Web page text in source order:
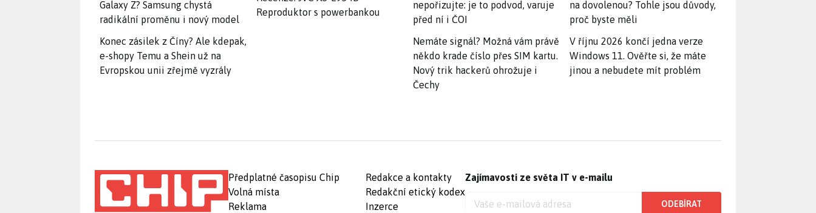
Galaxy Z? Samsung chystá
radikální proměnu i nový model
Konec zásilek z Číny? Ale kdepak,
e-shopy Temu a Shein už na
Evropskou unii zřejmě vyzrály
Reproduktor s powerbankou
nepořizujte: je to podvod, varuje
před ní i ČOI
Nemáte signál? Možná vám právě
někdo krade číslo přes SIM kartu.
Nový trik hackerů ohrožuje i
Čechy
na dovolenou? Tohle jsou důvody,
proč byste měli
V říjnu 2026 končí jedna verze
Windows 11. Ověřte si, že máte
jinou a nebudete mít problém
Předplatné časopisu Chip
Volná místa
Reklama
Redakce a kontakty
Redakční etický kodex
Inzerce
Zajímavosti ze světa IT v e-mailu
ODEBÍRAT